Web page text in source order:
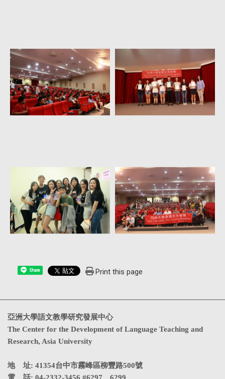
Share Print this page
亞洲大學語文教學研究發展中心
The Center for the Development of Language Teaching and
Research, Asia University
地 址: 41354台中市霧峰區柳豐路500號